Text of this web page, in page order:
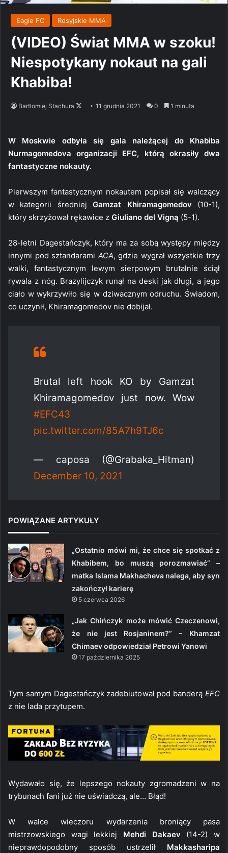
Eagle FC Rosyjskie MMA
(VIDEO) Świat MMA w szoku!
Niespotykany nokaut na gali
Khabiba!
Bartłomiej Stachura
Follow11 grudnia 2021 0 1 minuta
W Moskwie odbyła się gala należącej do Khabiba
Nurmagomedova organizacji EFC, którą okrasiły dwa
fantastyczne nokauty.
Pierwszym fantastycznym nokautem popisał się walczący
w kategorii średniejGamzat Khiramagomedov (10-1),
który skrzyżował rękawice z Giuliano del Vigną (5-1).
28-letni Dagestańczyk, który ma za sobą występy między
innymi pod sztandarami ACA, gdzie wygrał wszystkie trzy
walki, fantastycznym lewym sierpowym brutalnie ściął
rywala z nóg. Brazylijczyk runął na deski jak długi, a jego
ciało w wykrzywiło się w dziwacznym odruchu. Świadom,
co uczynił, Khiramagomedov nie dobijał.
Brutal left hook KO by Gamzat
Khiramagomedov just now. Wow
#EFC43
pic.twitter.com/85A7h9TJ6c
— caposa (@Grabaka_Hitman)
December 10, 2021
POWIĄZANE ARTYKUŁY
„Ostatnio mówi mi, że chce się spotkać z
Khabibem, bo muszą porozmawiać” –
matka Islama Makhacheva nalega, aby syn
zakończył karierę
5 czerwca 2026
„Jak Chińczyk może mówić Czeczenowi,
że nie jest Rosjaninem?” – Khamzat
Chimaev odpowiedział Petrowi Yanowi
17 października 2025
Tym samym Dagestańczyk zadebiutował pod banderą EFC
z nie lada przytupem.
Wydawało się, że lepszego nokauty zgromadzeni w na
trybunach fani już nie uświadczą, ale… Błąd!
W walce wieczoru wydarzenia broniący pasa
mistrzowskiego wagi lekkiej Mehdi Dakaev (14-2) w
nieprawdopodobny sposób ustrzelił Makkasharipa